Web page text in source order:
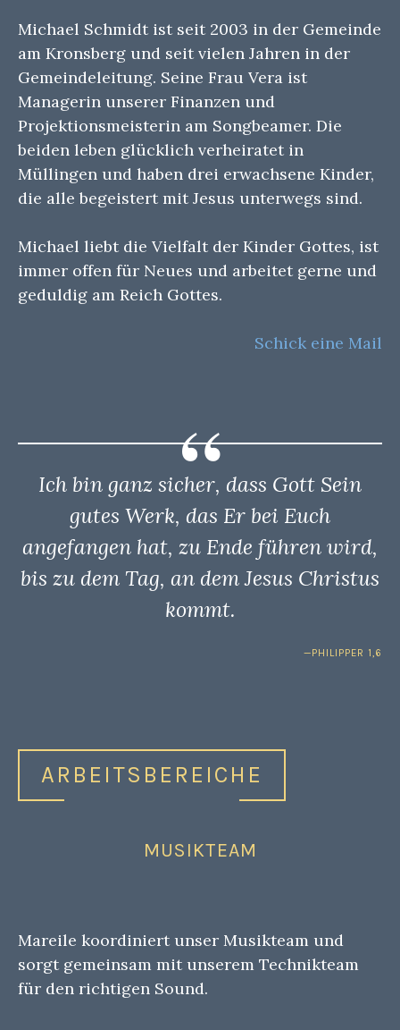
Michael Schmidt ist seit 2003 in der Gemeinde
am Kronsberg und seit vielen Jahren in der
Gemeindeleitung. Seine Frau Vera ist
Managerin unserer Finanzen und
Projektionsmeisterin am Songbeamer. Die
beiden leben glücklich verheiratet in
Müllingen und haben drei erwachsene Kinder,
die alle begeistert mit Jesus unterwegs sind.
Michael liebt die Vielfalt der Kinder Gottes, ist
immer offen für Neues und arbeitet gerne und
geduldig am Reich Gottes.
Schick eine Mail
Ich bin ganz sicher, dass Gott Sein
gutes Werk, das Er bei Euch
angefangen hat, zu Ende führen wird,
bis zu dem Tag, an dem Jesus Christus
kommt.
PHILIPPER 1,6
ARBEITSBEREICHE
MUSIKTEAM
Mareile koordiniert unser Musikteam und
sorgt gemeinsam mit unserem Technikteam
für den richtigen Sound.